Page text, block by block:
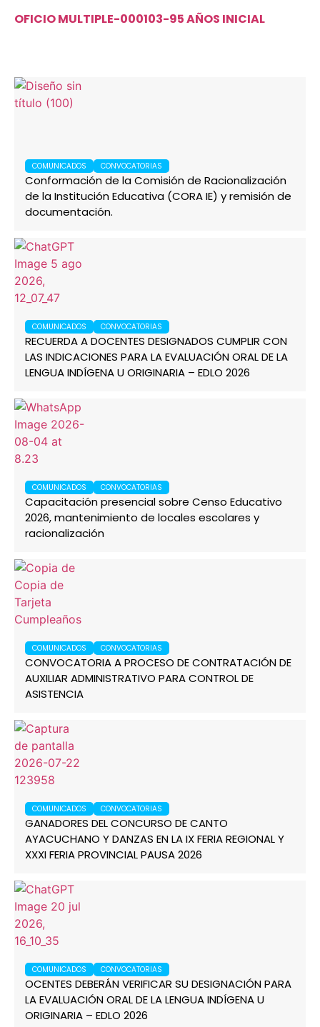
OFICIO MULTIPLE-000103-95 AÑOS INICIAL
COMUNICADOS CONVOCATORIAS
Conformación de la Comisión de Racionalización
de la Institución Educativa (CORA IE) y remisión de
documentación.
COMUNICADOS CONVOCATORIAS
RECUERDA A DOCENTES DESIGNADOS CUMPLIR CON
LAS INDICACIONES PARA LA EVALUACIÓN ORAL DE LA
LENGUA INDÍGENA U ORIGINARIA – EDLO 2026
COMUNICADOS CONVOCATORIAS
Capacitación presencial sobre Censo Educativo
2026, mantenimiento de locales escolares y
racionalización
COMUNICADOS CONVOCATORIAS
CONVOCATORIA A PROCESO DE CONTRATACIÓN DE
AUXILIAR ADMINISTRATIVO PARA CONTROL DE
ASISTENCIA
COMUNICADOS CONVOCATORIAS
GANADORES DEL CONCURSO DE CANTO
AYACUCHANO Y DANZAS EN LA IX FERIA REGIONAL Y
XXXI FERIA PROVINCIAL PAUSA 2026
COMUNICADOS CONVOCATORIAS
OCENTES DEBERÁN VERIFICAR SU DESIGNACIÓN PARA
LA EVALUACIÓN ORAL DE LA LENGUA INDÍGENA U
ORIGINARIA – EDLO 2026